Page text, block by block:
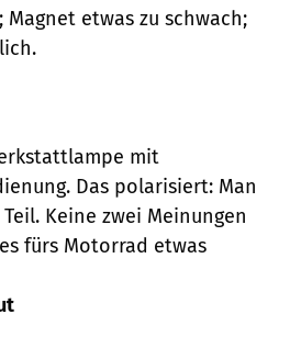
etwas zu schwach;
mit
Das polarisiert: Man
Keine zwei Meinungen
fürs Motorrad etwas